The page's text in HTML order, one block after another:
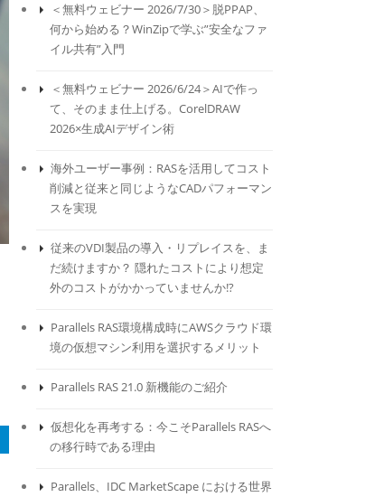
＜無料ウェビナー 2026/7/30＞脱PPAP、
何から始める？WinZipで学ぶ”安全なファ
イル共有”入門
＜無料ウェビナー 2026/6/24＞AIで作っ
て、そのまま仕上げる。CorelDRAW
2026×生成AIデザイン術
海外ユーザー事例：RASを活用してコスト
削減と従来と同じようなCADパフォーマン
スを実現
従来のVDI製品の導入・リプレイスを、ま
だ続けますか？ 隠れたコストにより想定
外のコストがかかっていませんか!?
Parallels RAS環境構成時にAWSクラウド環
境の仮想マシン利用を選択するメリット
Parallels RAS 21.0 新機能のご紹介
仮想化を再考する：今こそParallels RASへ
の移行時である理由
Parallels、IDC MarketScape における世界